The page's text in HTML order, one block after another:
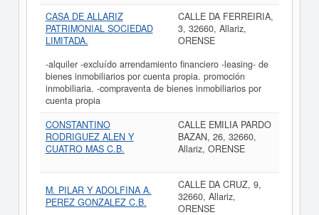
CASA DE ALLARIZ
PATRIMONIAL SOCIEDAD
LIMITADA.
CALLE DA FERREIRIA,
3, 32660, Allariz,
ORENSE
-alquiler -excluído arrendamiento financiero -leasing- de
bienes inmobiliarios por cuenta propia. promoción
inmobiliaria. -compraventa de bienes inmobiliarios por
cuenta propia
CONSTANTINO
RODRIGUEZ ALEN Y
CUATRO MAS C.B.
CALLE EMILIA PARDO
BAZAN, 26, 32660,
Allariz, ORENSE
M. PILAR Y ADOLFINA A.
PEREZ GONZALEZ C.B.
CALLE DA CRUZ, 9,
32660, Allariz,
ORENSE